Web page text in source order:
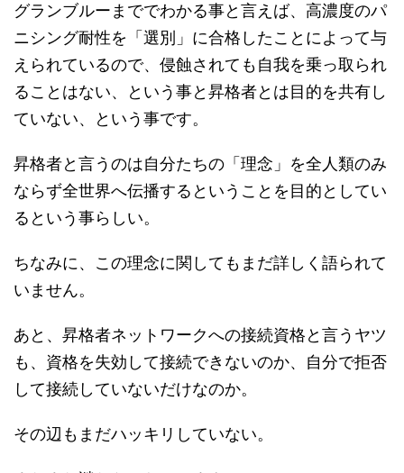
グランブルーまででわかる事と言えば、高濃度のパ
ニシング耐性を「選別」に合格したことによって与
えられているので、侵蝕されても自我を乗っ取られ
ることはない、という事と昇格者とは目的を共有し
ていない、という事です。
昇格者と言うのは自分たちの「理念」を全人類のみ
ならず全世界へ伝播するということを目的としてい
るという事らしい。
ちなみに、この理念に関してもまだ詳しく語られて
いません。
あと、昇格者ネットワークへの接続資格と言うヤツ
も、資格を失効して接続できないのか、自分で拒否
して接続していないだけなのか。
その辺もまだハッキリしていない。